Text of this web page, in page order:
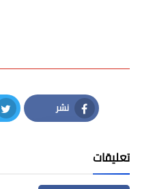
نشر
Facebook
تعليقات